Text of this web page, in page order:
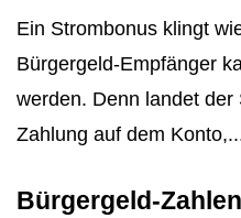
Ein Strombonus klingt
Bürgergeld-Empfänger
werden. Denn landet
Zahlung auf dem
Bürgergeld-